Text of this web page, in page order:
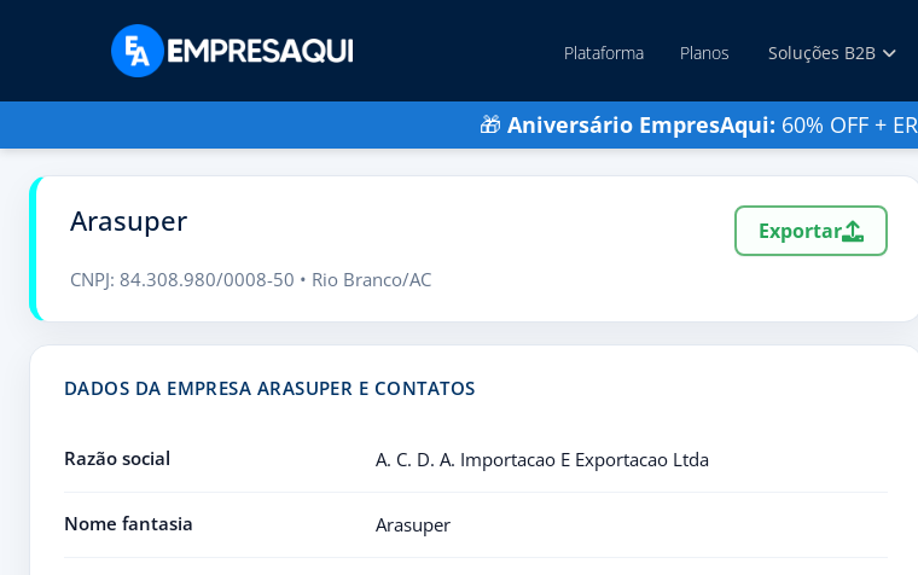
Plataforma Planos Soluções B2B
🎁 Aniversário EmpresAqui: 60% OFF +
Arasuper Exportar
CNPJ: 84.308.980/0008-50 • Rio Branco/AC
DADOS DA EMPRESA ARASUPER E CONTATOS
Razão social A. C. D. A. Importacao E Exportacao Ltda
Nome fantasia Arasuper